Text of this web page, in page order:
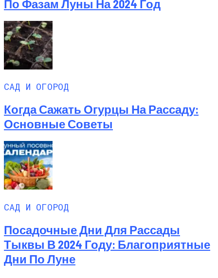
По Фазам Луны На 2024 Год
САД И ОГОРОД
Когда Сажать Огурцы На Рассаду:
Основные Советы
САД И ОГОРОД
Посадочные Дни Для Рассады
Тыквы В 2024 Году: Благоприятные
Дни По Луне